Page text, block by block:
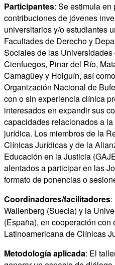
Participantes: Se estimula
contribuciones de jóvenes
universitarios y/o estudiantes
Facultades de Derecho y
Sociales de las
Cienfuegos, Pinar del Río,
Camagüey y Holguín, así
Organización Nacional de
con o sin experiencia clínica
interesados en expandir sus
capacidades relacionados a
jurídica. Los miembros de la
Clínicas Jurídicas y de la
Educación en la Justicia
alentados a participar en las
formato de ponencias o
Coordinadores/facilitadores:
Wallenberg (Suecia) y la
(España), en cooperación con
Latinoamericana de Clínicas
Metodología aplicada: El